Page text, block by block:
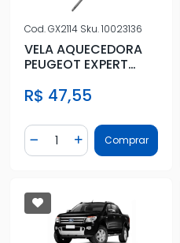
Cod.GX2114 Sku.10023136
VELA AQUECEDORA
PEUGEOT EXPERT
R$ 47,55
Diminuir Quantidade
Quantidade
Adicionar Quantidade
Comprar